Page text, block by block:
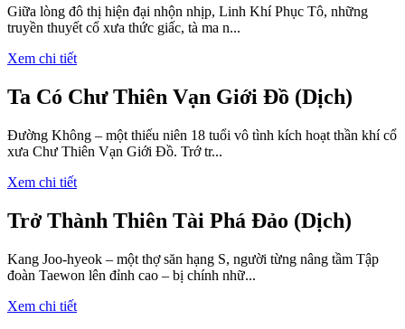
Giữa lòng đô thị hiện đại nhộn nhịp, Linh Khí Phục Tô, những
truyền thuyết cổ xưa thức giấc, tà ma n...
Xem chi tiết
Ta Có Chư Thiên Vạn Giới Đồ (Dịch)
Đường Không – một thiếu niên 18 tuổi vô tình kích hoạt thần khí cổ
xưa Chư Thiên Vạn Giới Đồ. Trớ tr...
Xem chi tiết
Trở Thành Thiên Tài Phá Đảo (Dịch)
Kang Joo-hyeok – một thợ săn hạng S, người từng nâng tầm Tập
đoàn Taewon lên đỉnh cao – bị chính nhữ...
Xem chi tiết